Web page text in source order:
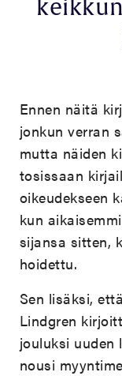
Ennen näitä
jonkun verran
mutta näiden
tosissaan
oikeudekseen
kun
sijansa sitten,
hoidettu.
Sen lisäksi,
Lindgren
jouluksi uuden
nousi